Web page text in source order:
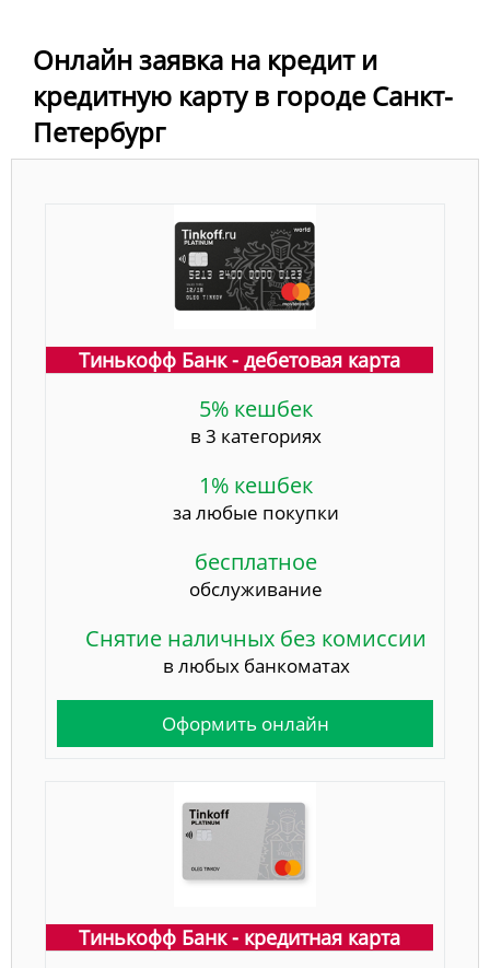
Онлайн заявка на кредит и
кредитную карту в городе Санкт-
Петербург
Тинькофф Банк - дебетовая карта
5% кешбек
в 3 категориях
1% кешбек
за любые покупки
бесплатное
обслуживание
Снятие наличных без комиссии
в любых банкоматах
Оформить онлайн
Тинькофф Банк - кредитная карта